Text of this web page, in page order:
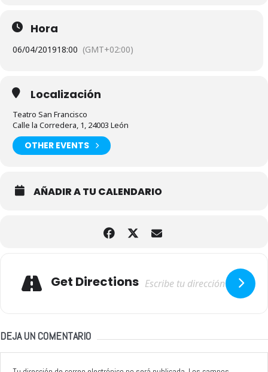
Hora
06/04/201918:00 (GMT+02:00)
Localización
Teatro San Francisco
Calle la Corredera, 1, 24003 León
OTHER EVENTS
AÑADIR A TU CALENDARIO
Get Directions
DEJA UN COMENTARIO